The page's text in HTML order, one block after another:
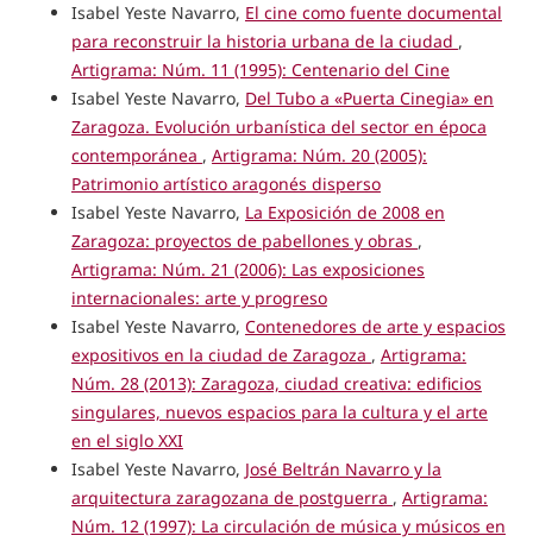
Isabel Yeste Navarro, El cine como fuente documental
para reconstruir la historia urbana de la ciudad ,
Artigrama: Núm. 11 (1995): Centenario del Cine
Isabel Yeste Navarro, Del Tubo a «Puerta Cinegia» en
Zaragoza. Evolución urbanística del sector en época
contemporánea , Artigrama: Núm. 20 (2005):
Patrimonio artístico aragonés disperso
Isabel Yeste Navarro, La Exposición de 2008 en
Zaragoza: proyectos de pabellones y obras ,
Artigrama: Núm. 21 (2006): Las exposiciones
internacionales: arte y progreso
Isabel Yeste Navarro, Contenedores de arte y espacios
expositivos en la ciudad de Zaragoza , Artigrama:
Núm. 28 (2013): Zaragoza, ciudad creativa: edificios
singulares, nuevos espacios para la cultura y el arte
en el siglo XXI
Isabel Yeste Navarro, José Beltrán Navarro y la
arquitectura zaragozana de postguerra , Artigrama:
Núm. 12 (1997): La circulación de música y músicos en